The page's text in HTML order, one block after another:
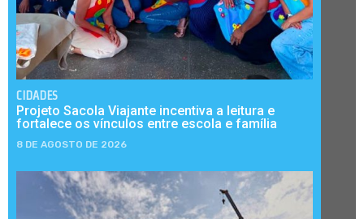
CIDADES
Projeto Sacola Viajante incentiva a leitura e
fortalece os vínculos entre escola e família
8 DE AGOSTO DE 2026